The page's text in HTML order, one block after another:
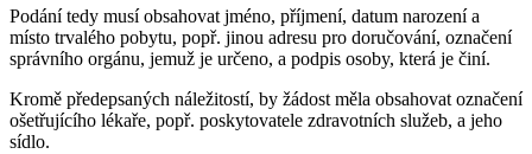
Podání tedy musí obsahovat jméno, příjmení, datum narození a
místo trvalého pobytu, popř. jinou adresu pro doručování, označení
správního orgánu, jemuž je určeno, a podpis osoby, která je činí.
Kromě předepsaných náležitostí, by žádost měla obsahovat označení
ošetřujícího lékaře, popř. poskytovatele zdravotních služeb, a jeho
sídlo.